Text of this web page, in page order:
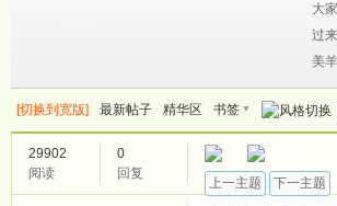
大
过
美
[切换到宽版] 最新帖子 精华区 书签 ▼
29902
阅读
0
回复
上一主题 下一主题